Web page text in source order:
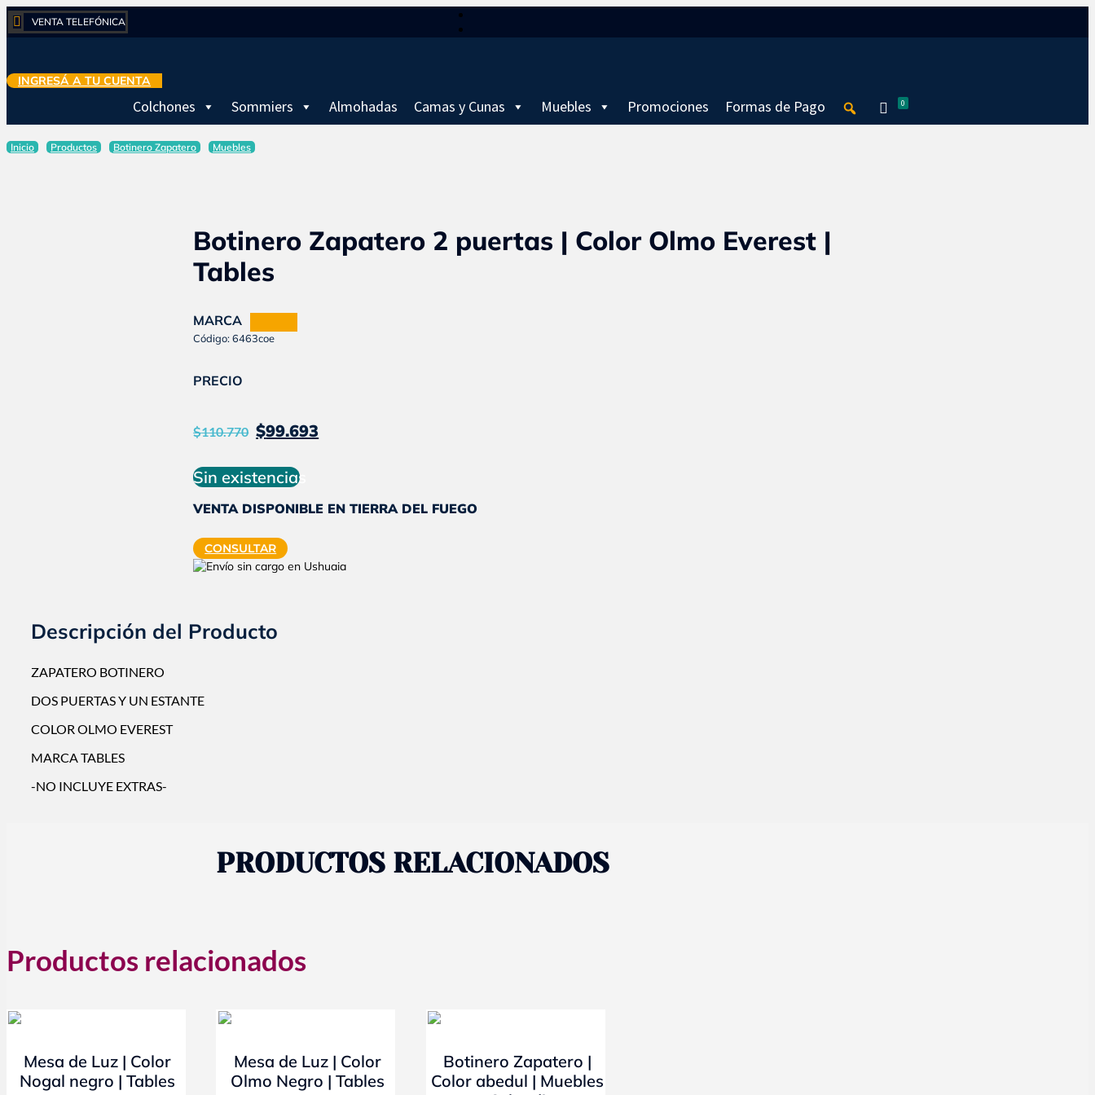
 VENTA TELEFÓNICA
INGRESÁ A TU CUENTA
Colchones Sommiers Almohadas Camas y Cunas Muebles Promociones Formas de Pago 0
Inicio Productos Botinero Zapatero Muebles
Botinero Zapatero 2 puertas | Color Olmo Everest |
Tables
MARCA
Código: 6463coe
PRECIO
$110.770 El
original
era:
$110.770.
$99.693
es:
Sin existencias
VENTA DISPONIBLE EN TIERRA DEL FUEGO
CONSULTAR
Descripción del Producto
ZAPATERO BOTINERO
DOS PUERTAS Y UN ESTANTE
COLOR OLMO EVEREST
MARCA TABLES
-NO INCLUYE EXTRAS-
PRODUCTOS RELACIONADOS
Productos relacionados
Mesa de Luz | Color
Nogal negro | Tables
Mesa de Luz | Color
Olmo Negro | Tables
Botinero Zapatero |
Color abedul | Muebles